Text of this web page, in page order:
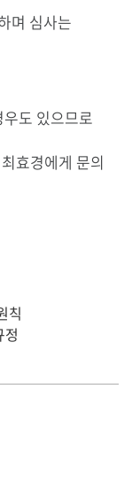
며 심사는
도 있으므로
효경에게 문의
칙